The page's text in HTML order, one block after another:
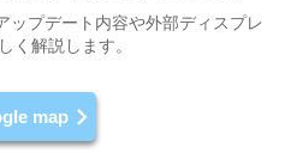
ップデート内容や外部ディスプレ
く解説します。
map